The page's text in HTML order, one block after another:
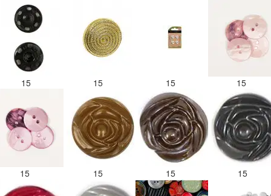
15 15 15 15
15 15 15 15